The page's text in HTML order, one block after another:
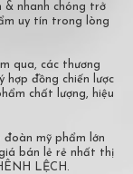
& nhanh chóng trở
uy tín trong lòng
qua, các thương
hợp đồng chiến lược
chất lượng, hiệu
mỹ phẩm lớn
bán lẻ rẻ nhất thị
LỆCH.